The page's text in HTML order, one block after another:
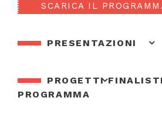
SCARICA IL
PRESENTAZIONI
PROGETTI
PROGRAMMA